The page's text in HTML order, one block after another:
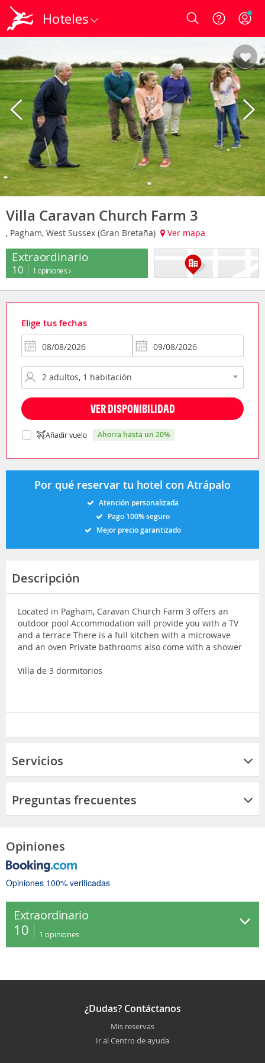
Hoteles Login
Villa Caravan Church Farm 3
, Pagham, West Sussex (Gran Bretaña) Ver mapa
Extraordinario
10 1 opiniones
Elige tus fechas
VER DISPONIBILIDAD
Añadir vuelo ahorra hasta un 20%
Por qué reservar tu hotel con Atrápalo
Atención personalizada
Pago 100% seguro
Mejor precio garantizado
Descripción
Located in Pagham, Caravan Church Farm 3 offers an
outdoor pool Accommodation will provide you with a TV
and a terrace There is a full kitchen with a microwave
and an oven Private bathrooms also come with a shower
Villa de 3 dormitorios
Servicios
Preguntas frecuentes
Opiniones
Opiniones 100% verificadas
Extraordinario
10 1 opiniones
¿Dudas? Contáctanos
Mis reservas
Ir al Centro de ayuda